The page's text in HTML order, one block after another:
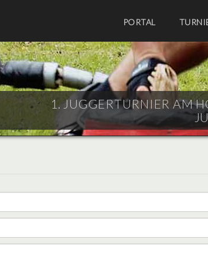
PORTAL
1. JUGGERTURNIER AM